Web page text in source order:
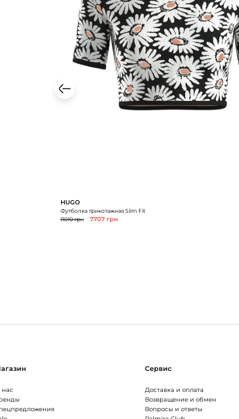
HUGO
Футболка трикотажная Slim Fit
11010 грн
7707 грн
Сервис
Доставка и оплата
Возвращение и обмен
Вопросы и ответы